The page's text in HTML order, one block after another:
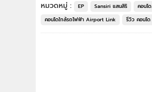
หมวดหมู่ :
EP Sansiri แสนสิริ คอนโด
คอนโดใกล้รถไฟฟ้า Airport Link
รีวิว คอนโด